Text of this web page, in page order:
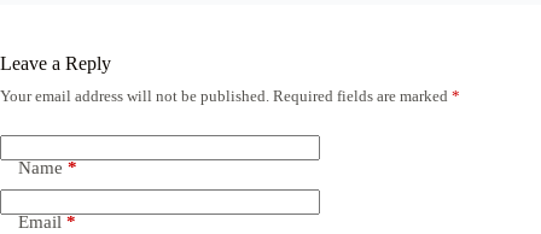
Leave a Reply
Your email address will not be published. Required fields are marked *
Name *
Email *